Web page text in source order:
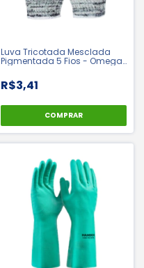
Luva Tricotada Mesclada
Pigmentada 5 Fios - Omega |
R$3,41
COMPRAR